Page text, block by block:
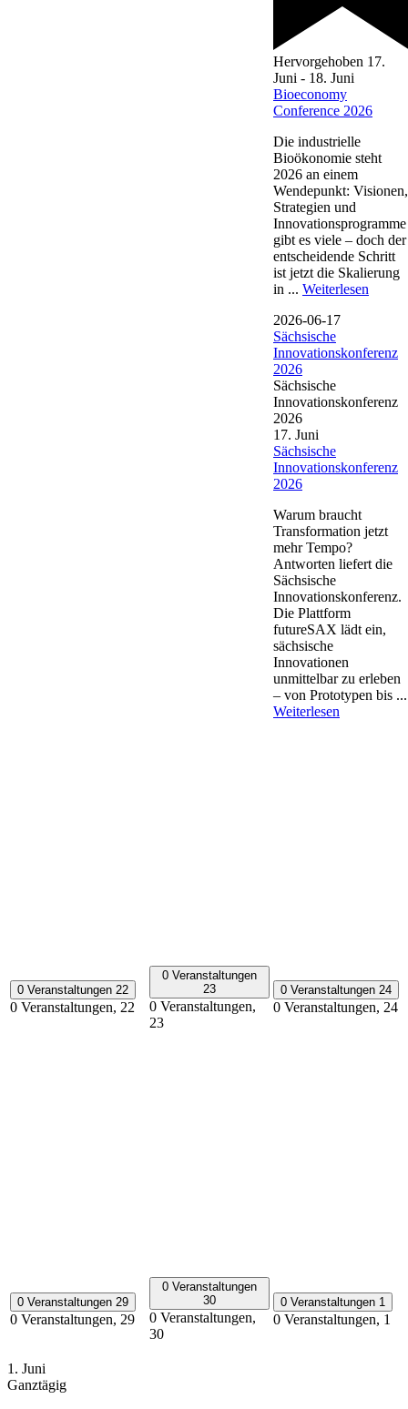
Hervorgehoben 17.
Juni - 18. Juni
Bioeconomy
Conference 2026
Die industrielle
Bioökonomie steht
2026 an einem
Wendepunkt: Visionen,
Strategien und
Innovationsprogramme
gibt es viele – doch der
entscheidende Schritt
ist jetzt die Skalierung
in ... Weiterlesen
2026-06-17
Sächsische
Innovationskonferenz
2026
Sächsische
Innovationskonferenz
2026
17. Juni
Sächsische
Innovationskonferenz
2026
Warum braucht
Transformation jetzt
mehr Tempo?
Antworten liefert die
Sächsische
Innovationskonferenz.
Die Plattform
futureSAX lädt ein,
sächsische
Innovationen
unmittelbar zu erleben
– von Prototypen bis ...
Weiterlesen
0 Veranstaltungen 22
0 Veranstaltungen, 22
0 Veranstaltungen
23
0 Veranstaltungen,
23
0 Veranstaltungen 24
0 Veranstaltungen, 24
0 Veranstaltungen 29
0 Veranstaltungen, 29
0 Veranstaltungen
30
0 Veranstaltungen,
30
0 Veranstaltungen 1
0 Veranstaltungen, 1
1. Juni
Ganztägig